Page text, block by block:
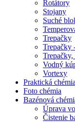
Rotátory
Stojany
Suché
Trepačky
Trepačky
Vodný
Vortexy
Praktická chémia
Foto chémia
Bazénová
Úprava
Čistenie